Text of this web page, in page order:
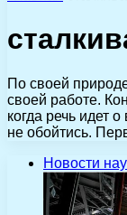
По своей
своей работе.
когда речь идет
не обойтись.
Новости